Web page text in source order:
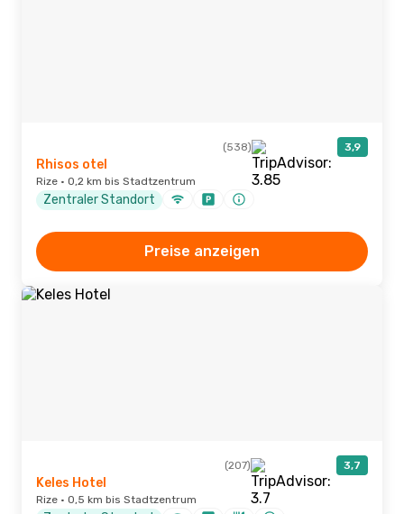
(538) 3,9
Rhisos otel
Rize · 0,2 km bis Stadtzentrum
Zentraler Standort
Preise anzeigen
(207) 3,7
Keles Hotel
Rize · 0,5 km bis Stadtzentrum